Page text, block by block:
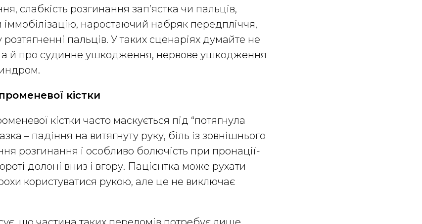
слабкість розгинання зап’ястка чи пальців,
наростаючий набряк передпліччя,
пальців. У таких сценаріях думайте не
й про судинне ушкодження, нервове ушкодження
кістки
кістки часто маскується під “потягнула
– падіння на витягнуту руку, біль із зовнішнього
розгинання і особливо болючість при пронації-
долоні вниз і вгору. Пацієнтка може рухати
користуватися рукою, але це не виключає